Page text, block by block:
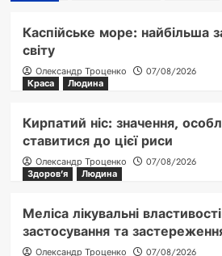
Каспійське море: найбільша
світу
Олександр Троценко
07/08/2026
Краса
Людина
Кирпатий ніс: значення,
ставитися до цієї риси
Олександр Троценко
07/08/2026
Здоров'я
Людина
Меліса лікувальні
застосування та
Олександр Троценко 07/08/2026